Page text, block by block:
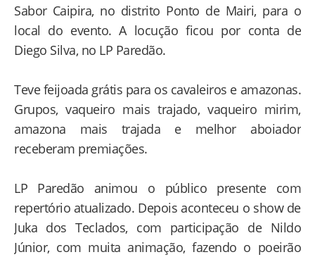
Sabor Caipira, no distrito Ponto de Mairi, para o
local do evento. A locução ficou por conta de
Diego Silva, no LP Paredão.
Teve feijoada grátis para os cavaleiros e amazonas.
Grupos, vaqueiro mais trajado, vaqueiro mirim,
amazona mais trajada e melhor aboiador
receberam premiações.
LP Paredão animou o público presente com
repertório atualizado. Depois aconteceu o show de
Juka dos Teclados, com participação de Nildo
Júnior, com muita animação, fazendo o poeirão